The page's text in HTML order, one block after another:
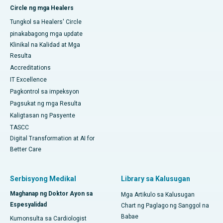
Circle ng mga Healers
Tungkol sa Healers' Circle
pinakabagong mga update
Klinikal na Kalidad at Mga
Resulta
Accreditations
IT Excellence
Pagkontrol sa impeksyon
Pagsukat ng mga Resulta
Kaligtasan ng Pasyente
TASCC
Digital Transformation at AI for
Better Care
Serbisyong Medikal
Maghanap ng Doktor Ayon sa
Espesyalidad
Kumonsulta sa Cardiologist
Library sa Kalusugan
Mga Artikulo sa Kalusugan
Chart ng Paglago ng Sanggol na
Babae